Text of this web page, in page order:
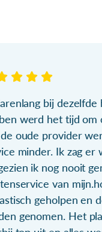
bij
werd het tijd om
oude provider
minder. Ik zag er
ik nog nooit
van
geholpen en
genomen. Het